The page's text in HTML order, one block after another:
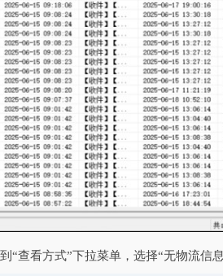
“查看方式”下拉菜单，选择“无物流信息